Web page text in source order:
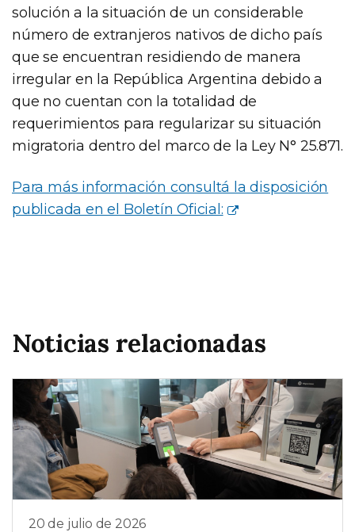
solución a la situación de un considerable
número de extranjeros nativos de dicho país
que se encuentran residiendo de manera
irregular en la República Argentina debido a
que no cuentan con la totalidad de
requerimientos para regularizar su situación
migratoria dentro del marco de la Ley N° 25.871.
Para más información consultá la disposición
publicada en el Boletín Oficial:
Noticias relacionadas
20 de julio de 2026